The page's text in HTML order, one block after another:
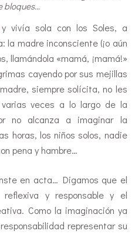
bloques…
y vivía sola con los Soles, a
madre inconsciente (¡o aún
llamándola «mamá, ¡mamá!»
cayendo por sus mejillas
siempre solícita, no les
veces a lo largo de la
no alcanza a imaginar la
horas, los niños solos, nadie
pena y hambre…
en acta… Digamos que el
y responsable y el
Como la imaginación ya
representar su